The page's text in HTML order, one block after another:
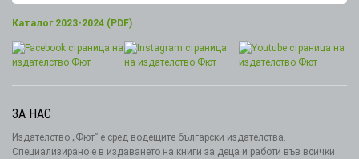
Каталог 2023-2024 (PDF)
ЗА НАС
Издателство „Фют” е сред водещите български издателства.
Специализирано е в издаването на книги за деца и работи във всички